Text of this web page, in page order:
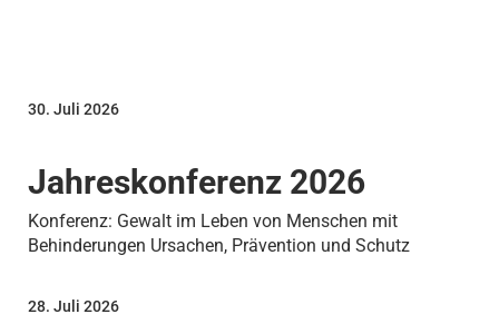
Jahreskonferenz 2026
30. Juli 2026
Konferenz: Gewalt im Leben von Menschen mit
Behinderungen Ursachen, Prävention und Schutz
28. Juli 2026